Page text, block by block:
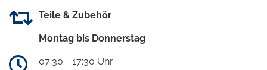
Teile & Zubehör
Montag bis Donnerstag
07:30 - 17:30 Uhr